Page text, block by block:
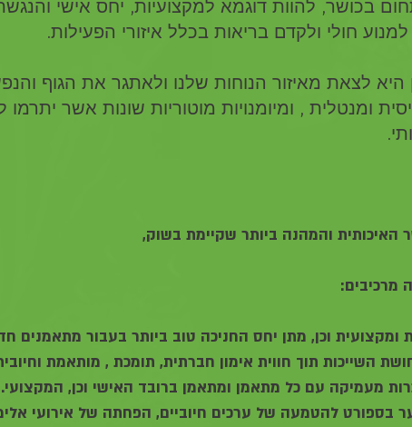
בכושר, להוות דוגמא למקצועיות, יחס אישי
חולי ולקדם בריאות בכלל איזורי הפעילות.
לצאת מאיזור הנוחות שלנו ולאתגר את הגוף
ומנטלית , ומיומנויות מוטוריות שונות אשר יתרמו
האיכותית והמהנה ביותר שקיימת בשוק,
מרכיבים:
בספורט להטמעה של ערכים חיוביים, הפחתה של אירועי